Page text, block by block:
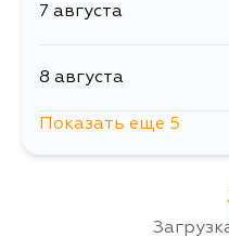
7 августа
8 августа
Показать еще 5